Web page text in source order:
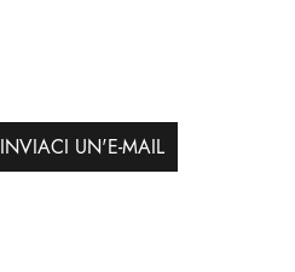
INVIACI UN'E-MAIL